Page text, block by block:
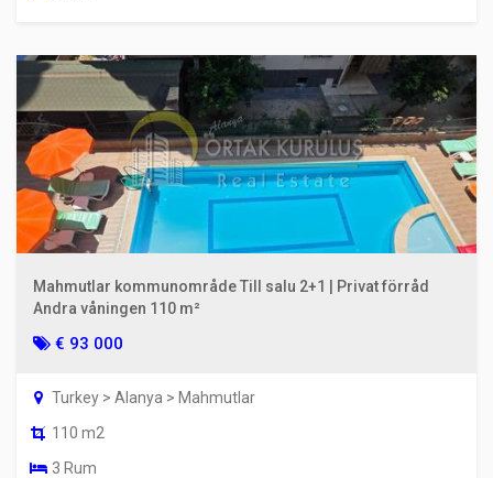
Mahmutlar kommunområde Till salu 2+1 | Privat förråd
Andra våningen 110 m²
€ 93 000
Turkey > Alanya > Mahmutlar
110 m2
3 Rum